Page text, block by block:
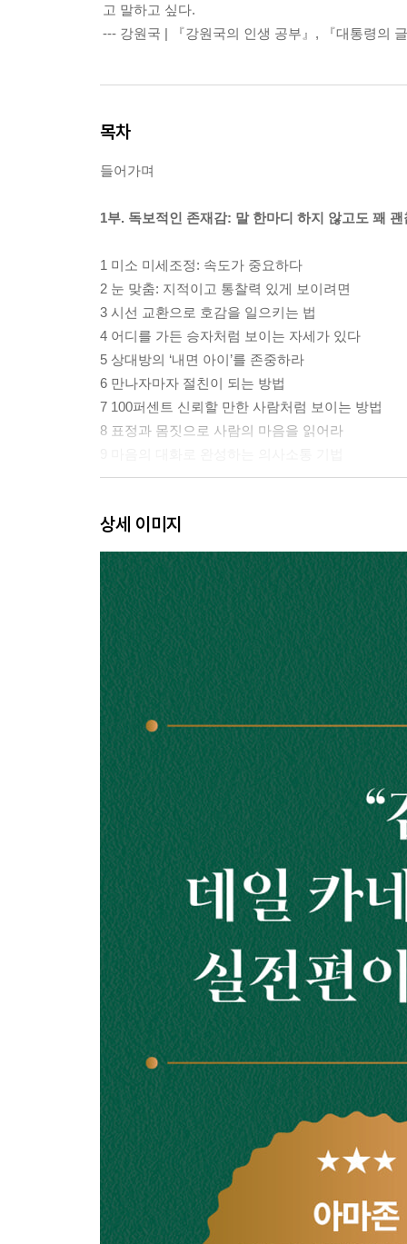
고 말하고 싶다.
--- 강원국 | 『강원국의 인생 공부』, 『대통령의
목차
들어가며
1부. 독보적인 존재감: 말 한마디 하지 않고도 꽤
1 미소 미세조정: 속도가 중요하다
2 눈 맞춤: 지적이고 통찰력 있게 보이려면
3 시선 교환으로 호감을 일으키는 법
4 어디를 가든 승자처럼 보이는 자세가 있다
5 상대방의 ‘내면 아이’를 존중하라
6 만나자마자 절친이 되는 방법
7 100퍼센트 신뢰할 만한 사람처럼 보이는 방법
8 표정과 몸짓으로 사람의 마음을 읽어라
10 기분 맞추기가 잡담의 성공을 좌우한다
11 소통의 첫 단추: 처음 만남을 즐겁게 만드는 방법
12 남들이 나에게 말을 걸게 하려면
13 관심사 접근법: 새로운 인연은 이렇게 접근한다
14 자연스러운 대화 참여는 이렇게 한다
15 당신의 미소가 들리게 하라
16 뻔한 질문에 뻔하지 않게 대답하려면
17 직업 소개에 재치 한 스푼을 더하라
18 대화가 끊어지지 않는 소개법
19 단어 탐정이 되어라
20 매혹적인 대화의 원칙: 상대방에게 스포트라이
21 다음에 할 말을 고민하지 않는 방법
22 상대방이 신나게 떠들게 만드는 방법
23 진솔한 이야기가 마음의 문을 여는 순간
24 분위기를 주도하는 대화 패키지를 준비하라
3부. 상황별 대화 전략: 사소하지만 모르면 망신당
25 상대방이 하는 일을 (묻지 않고) 알아내기
26 당신의 일을 소개하는 가장 매력적인 방법
27 대화에 센스를 더하는 비밀
28 이야기꽃을 피우는 필살기 하나
29 호의를 원한다면 2인칭 중심 대화법을 쓰라
30 모두에게 똑같은 미소를 보이지 마라
31 얼간이처럼 보이지 않으려면
32 동기부여 전문가의 워딩을 훔쳐라
33 승자의 대화법: 완곡한 표현 뒤에 숨지 마라
34 최악의 대화 습관
35 나쁜 소식을 전하는 방법(그리고 당신을 더 좋
36 질문에 답하고 싶지 않을 때
상세 이미지